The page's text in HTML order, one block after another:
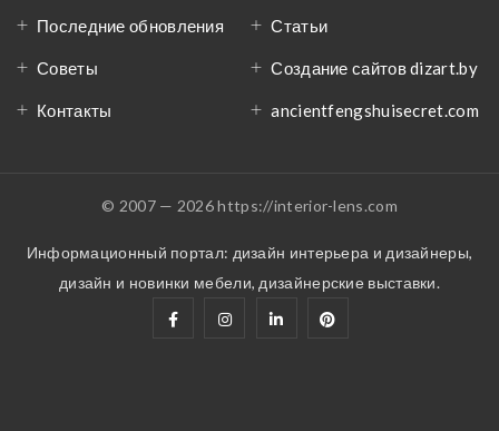
Последние обновления Статьи
Советы Создание сайтов dizart.by
Контакты ancientfengshuisecret.com
© 2007 — 2026 https://interior-lens.com
Информационный портал: дизайн интерьера и дизайнеры,
дизайн и новинки мебели, дизайнерские выставки.